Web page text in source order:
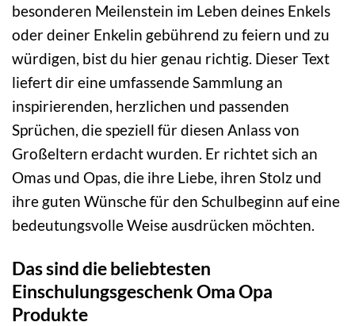
besonderen Meilenstein im Leben deines Enkels
oder deiner Enkelin gebührend zu feiern und zu
würdigen, bist du hier genau richtig. Dieser Text
liefert dir eine umfassende Sammlung an
inspirierenden, herzlichen und passenden
Sprüchen, die speziell für diesen Anlass von
Großeltern erdacht wurden. Er richtet sich an
Omas und Opas, die ihre Liebe, ihren Stolz und
ihre guten Wünsche für den Schulbeginn auf eine
bedeutungsvolle Weise ausdrücken möchten.
Das sind die beliebtesten
Einschulungsgeschenk Oma Opa
Produkte